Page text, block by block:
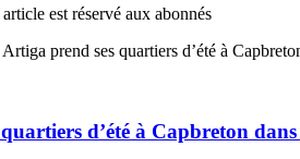
est réservé aux abonnés
d’été à Capbreton